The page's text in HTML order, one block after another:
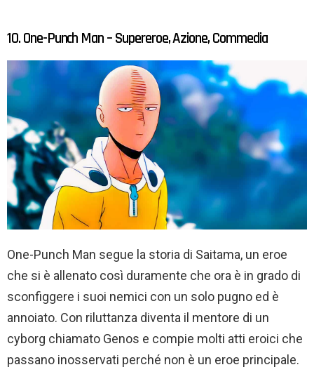
10. One-Punch Man – Supereroe, Azione, Commedia
One-Punch Man segue la storia di Saitama, un eroe
che si è allenato così duramente che ora è in grado di
sconfiggere i suoi nemici con un solo pugno ed è
annoiato. Con riluttanza diventa il mentore di un
cyborg chiamato Genos e compie molti atti eroici che
passano inosservati perché non è un eroe principale.